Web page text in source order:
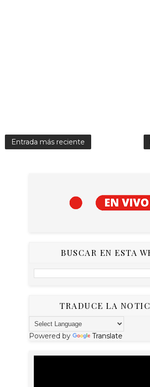
Entrada más reciente
BUSCAR EN ESTA
TRADUCE LA
Powered by Translate